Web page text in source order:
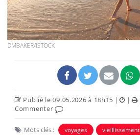
DMBAKER/ISTOCK
Publié le 09.05.2026 à 18h15 | |
Commenter
Mots clés : voyages vieillissement